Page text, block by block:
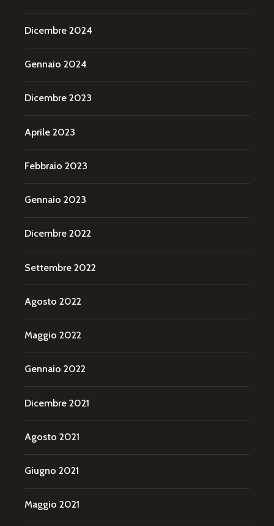
Dicembre 2024
Gennaio 2024
Dicembre 2023
Aprile 2023
Febbraio 2023
Gennaio 2023
Dicembre 2022
Settembre 2022
Agosto 2022
Maggio 2022
Gennaio 2022
Dicembre 2021
Agosto 2021
Giugno 2021
Maggio 2021